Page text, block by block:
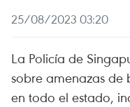
25/08/2023 03:20
La Policía de
sobre amenazas de
en todo el estado,